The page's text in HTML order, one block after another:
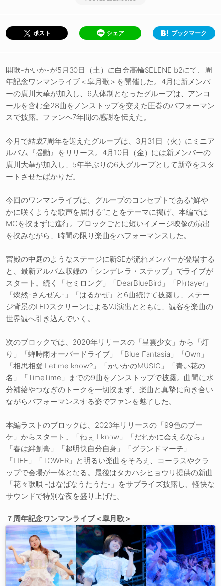
ポスト シェア ブックマーク
開歌-かいか-が5月30日（土）に白金高輪SELENE b2にて、周
年記念ワンマンライブ＜皐月歌＞を開催した。4月に新メンバ
ーの廣川大華が加入し、6人体制となったグループは、アンコ
ールを含む全28曲をノンストップを交えた圧巻のパフォーマン
スで披露。ファンへ7年間の感謝を伝えた。
今月で結成7周年を迎えたグループは、3月31日（火）にミニア
ルバム『揺動』をリリース。4月10日（金）には新メンバーの
廣川大華が加入し、5年半ぶりの6人グループとして新章をスタ
ートさせたばかりだ。
今回のワンマンライブは、グループのコンセプトである“鮮や
かに咲くような歌声を届ける”ことをテーマに掲げ、本編では
MCを挟まずに進行。ブロックごとに短いイメージ映像の演出
を挟みながら、時間の限り楽曲をパフォーマンスした。
宮殿の中庭のようなステージに新SEが流れメンバーが登場する
と、最新アルバム収録の「シンデレラ・ステップ」でライブが
スタート。続く「セミロング」「DearBlueBird」「Pl(r)ayer」
「燦然-さんぜん-」「はるかぜ」と6曲続けて披露し、ステー
ジ背景のLEDスクリーンによるVJ演出とともに、観客を楽曲の
世界観へ引き込んでいく。
次のブロックでは、2020年リリースの「星雲少女」から「灯
り」「蝉時雨オーバードライブ」「Blue Fantasia」「Own」
「相思相愛 Let me know?」「かいかのMUSIC」「青い花の
名」「TimeTime」までの9曲をノンストップで披露。曲間に水
分補給やつなぎのトークを一切挟まず、楽曲と真摯に向き合い
ながらパフォーマンスする姿でファンを魅了した。
本編ラストのブロックは、2023年リリースの「99色のブー
ケ」からスタート。「ねぇ I know」「だれかに会えるなら」
「春は絆創膏」「超明快自分自身」「グランドマーチ」
「LIFE」「TOWER」と明るい楽曲をそろえ、コーラスやクラ
ップで会場が一体となる。最後はタカハシヒョウリ提供の新曲
「花々歌唄 -はなばなうたうた-」をサプライズ披露し、軽快な
サウンドで特別な夜を盛り上げた。
７周年記念ワンマンライブ＜皐月歌＞